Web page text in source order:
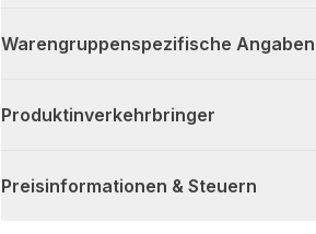
Warengruppenspezifische Angaben
Produktinverkehrbringer
Preisinformationen & Steuern